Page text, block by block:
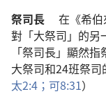
祭司長
在 《希
對 「大祭司 」 的另
「祭司長」 顯然指
大祭司和24班祭司
太2:4； 可8:31）